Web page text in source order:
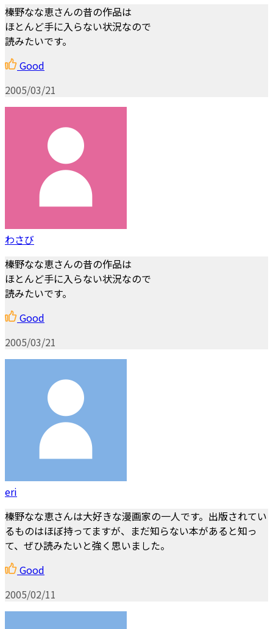
榛野なな恵さんの昔の作品は
ほとんど手に入らない状況なので
読みたいです。
Good
2005/03/21
わさび
榛野なな恵さんの昔の作品は
ほとんど手に入らない状況なので
読みたいです。
Good
2005/03/21
eri
榛野なな恵さんは大好きな漫画家の一人です。出版されてい
るものはほぼ持ってますが、まだ知らない本があると知っ
て、ぜひ読みたいと強く思いました。
Good
2005/02/11